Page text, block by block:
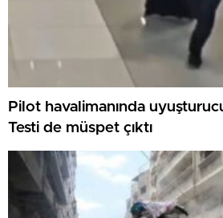
Pilot havalimanında
Testi de müspet çıktı